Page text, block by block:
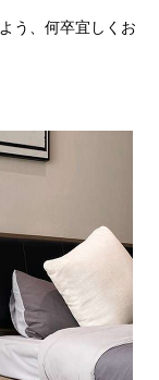
う、何卒宜しくお